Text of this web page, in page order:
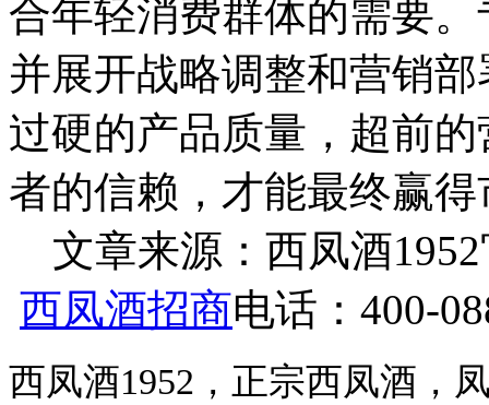
合年轻消费群体的需要
并展开战略调整和营销
过硬的产品质量，超前
者的信赖，才能最终赢得
文章来源：西凤酒
西凤酒招商电话：400-
西凤酒1952，正宗西凤酒